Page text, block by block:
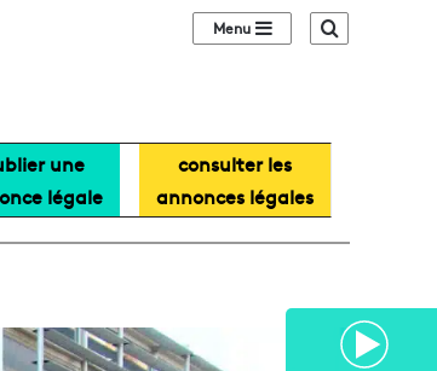
Sidebar (barre
une
légale
consulter les
annonces légales